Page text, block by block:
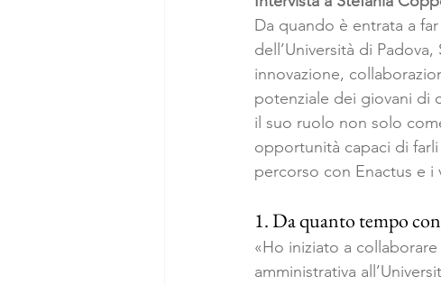
Da quando è entrata a
dell’Università di
innovazione,
potenziale dei giovani di
il suo ruolo non solo
opportunità capaci di
percorso con Enactus e i
1. Da quanto tempo
«Ho iniziato a
amministrativa